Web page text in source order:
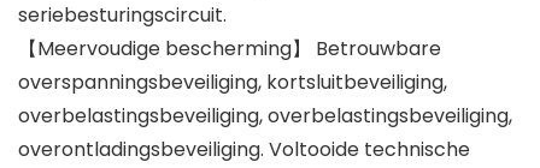
seriebesturingscircuit.
【Meervoudige bescherming】 Betrouwbare
overspanningsbeveiliging, kortsluitbeveiliging,
overbelastingsbeveiliging, overbelastingsbeveiliging,
overontladingsbeveiliging. Voltooide technische